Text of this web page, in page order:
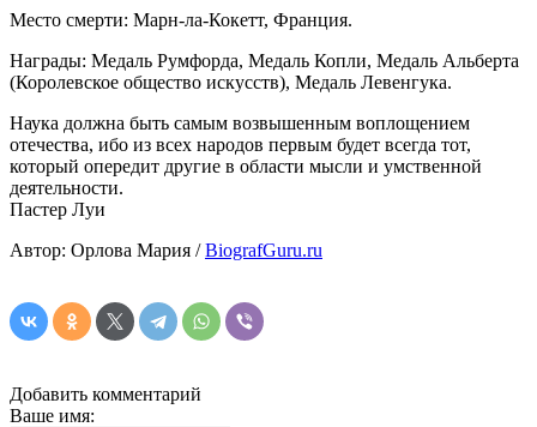
Место смерти: Марн-ла-Кокетт, Франция.
Награды: Медаль Румфорда, Медаль Копли, Медаль Альберта
(Королевское общество искусств), Медаль Левенгука.
Наука должна быть самым возвышенным воплощением
отечества, ибо из всех народов первым будет всегда тот,
который опередит другие в области мысли и умственной
деятельности.
Пастер Луи
Автор: Орлова Мария /BiografGuru.ru
Добавить комментарий
Ваше имя: